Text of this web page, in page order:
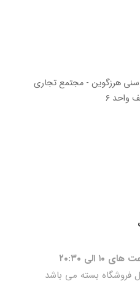
هرزگوین - مجتمع تجاری
الی ۲۰:۳۰
فروشگاه بسته می باشد